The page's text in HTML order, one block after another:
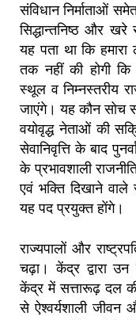
संविधान निर्माताओं
सिद्धान्तनिष्ठ और
यह पता था कि
तक नहीं की होगी
स्थूल व निम्नस्तरीय
जाएंगे। यह कौन सोच
वयोवृद्ध नेताओं की
सेवानिवृत्ति के बाद
के प्रभावशाली
एवं भक्ति दिखाने
यह पद प्रयुक्त होंगे।
राज्यपालों और
चढ़ा। केंद्र द्वारा
केंद्र में सत्तारूढ़ दल
से ऐश्वर्यशाली